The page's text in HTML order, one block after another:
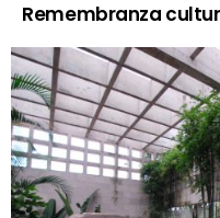
Remembranza